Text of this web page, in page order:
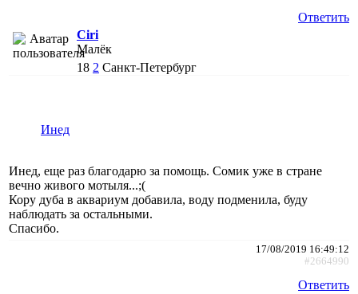
Ответить
Ciri
Малёк
18 2 Санкт-Петербург
Инед
Инед, еще раз благодарю за помощь. Сомик уже в стране
вечно живого мотыля...;(
Кору дуба в аквариум добавила, воду подменила, буду
наблюдать за остальными.
Спасибо.
17/08/2019 16:49:12
#2664990
Ответить